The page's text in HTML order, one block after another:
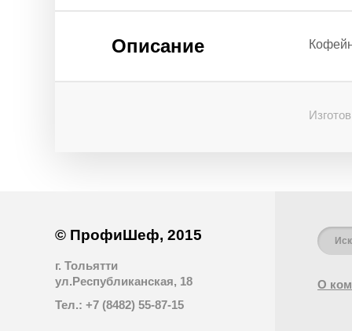
Описание
© ПрофиШеф, 2015
г. Тольятти
ул.Республиканская, 18
Тел.: +7 (8482) 55-87-15
О